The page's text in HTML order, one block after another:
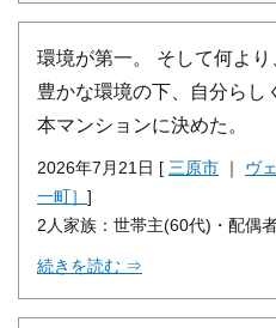
環境が第一。 そして何よ
豊かな環境の下、自分らし
本マンションに決めた。
2026年7月21日 [ 三原市 ｜ ヴ
一町］ ]
2人家族：世帯主(60代)・配偶
続きを読む ⇒